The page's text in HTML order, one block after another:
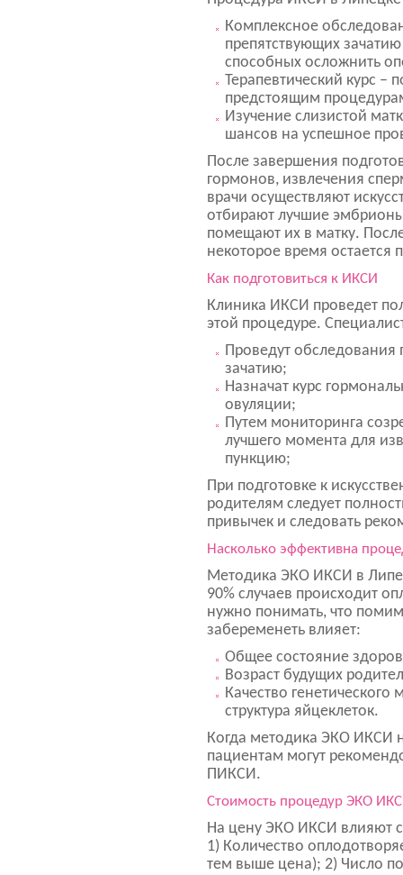
Комплексное
препятствующих
способных осложнить
Терапевтический курс –
предстоящим
Изучение слизистой
шансов на успешное
После завершения
гормонов, извлечения
врачи осуществляют
отбирают лучшие
помещают их в матку.
некоторое время остается
Как подготовиться к ИКСИ
Клиника ИКСИ проведет
этой процедуре.
Проведут обследования
зачатию;
Назначат курс
овуляции;
Путем мониторинга
лучшего момента для
пункцию;
При подготовке к
родителям следует
привычек и следовать
Насколько эффективна
Методика ЭКО ИКСИ в
90% случаев происходит
нужно понимать, что
забеременеть влияет:
Общее состояние
Возраст будущих
Качество
структура яйцеклеток.
Когда методика ЭКО ИКСИ
пациентам могут
ПИКСИ.
Стоимость процедур ЭКО
На цену ЭКО ИКСИ влияют
1) Количество
тем выше цена); 2) Число